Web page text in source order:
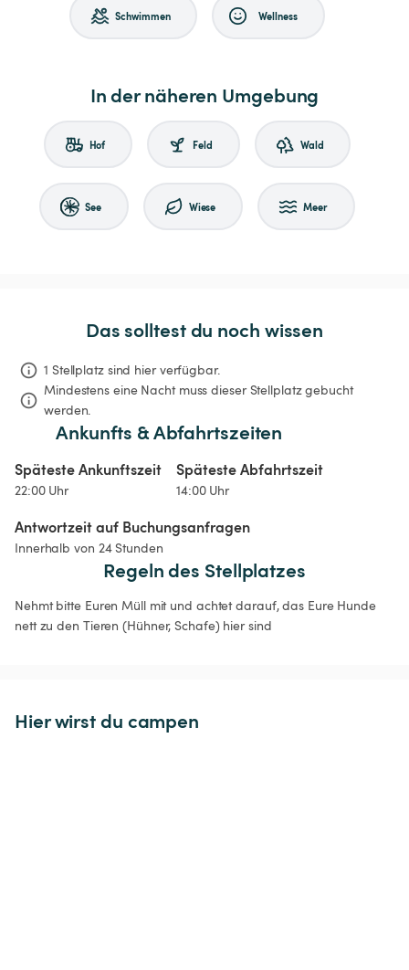
Schwimmen Wellness
In der näheren Umgebung
Hof Feld Wald
See Wiese Meer
Das solltest du noch wissen
1 Stellplatz sind hier verfügbar.
Mindestens eine Nacht muss dieser Stellplatz gebucht
werden.
Ankunfts & Abfahrtszeiten
Späteste Ankunftszeit
22:00 Uhr
Späteste Abfahrtszeit
14:00 Uhr
Antwortzeit auf Buchungsanfragen
Innerhalb von 24 Stunden
Regeln des Stellplatzes
Nehmt bitte Euren Müll mit und achtet darauf, das Eure Hunde
nett zu den Tieren (Hühner, Schafe) hier sind
Hier wirst du campen